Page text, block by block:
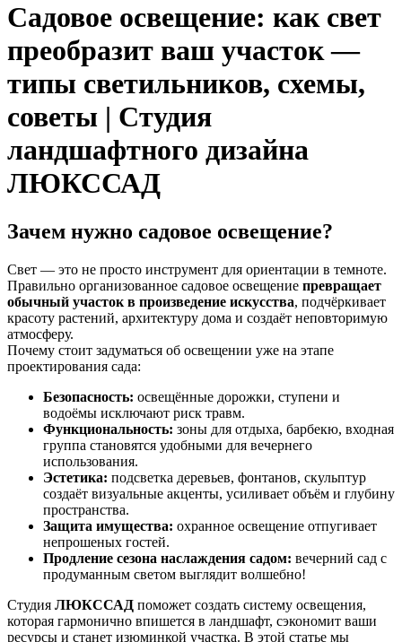
Садовое освещение: как свет
преобразит ваш участок —
типы светильников, схемы,
советы | Студия
ландшафтного дизайна
ЛЮКССАД
Зачем нужно садовое освещение?
Свет — это не просто инструмент для ориентации в темноте.
Правильно организованное садовое освещение превращает
обычный участок в произведение искусства, подчёркивает
красоту растений, архитектуру дома и создаёт неповторимую
атмосферу.
Почему стоит задуматься об освещении уже на этапе
проектирования сада:
Безопасность: освещённые дорожки, ступени и
водоёмы исключают риск травм.
Функциональность: зоны для отдыха, барбекю, входная
группа становятся удобными для вечернего
использования.
Эстетика: подсветка деревьев, фонтанов, скульптур
создаёт визуальные акценты, усиливает объём и глубину
пространства.
Защита имущества: охранное освещение отпугивает
непрошеных гостей.
Продление сезона наслаждения садом: вечерний сад с
продуманным светом выглядит волшебно!
Студия ЛЮКССАД поможет создать систему освещения,
которая гармонично впишется в ландшафт, сэкономит ваши
ресурсы и станет изюминкой участка. В этой статье мы